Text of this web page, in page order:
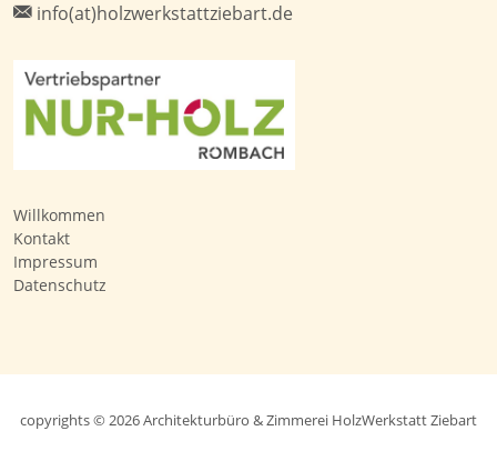
info(at)holzwerkstattziebart.de
Willkommen
Kontakt
Impressum
Datenschutz
copyrights © 2026 Architekturbüro & Zimmerei HolzWerkstatt Ziebart